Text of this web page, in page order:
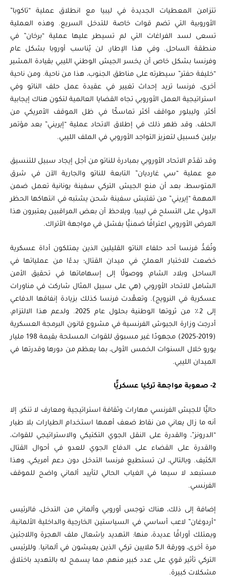
تتزامن المعطيات الجديدة في ليبيا مع انطلاق عملية “تاكوبا”
الأوروبية التي تضم قوات خاصة للتدخل السريع. وهذه العملية
تسعى لسد الفراغات التي لم تسيطر عليها عملية “برخان” في
منطقة الساحل. وفي هذا الإطار، لن يُناسب أوروبا بشكل عام
وفرنسا بشكل خاص أن يخسر الجيش الوطني الليبي بقيادة المشير
“خليفة حفتر” سيطرته على مناطق الجنوب، هذا من ناحية. ومن ناحية
أخرى، فرنسا تريد إحداث تغيير في عقيدة عمل حلف الناتو وفي
استراتيجية العمل الأوروبي تجاه القضايا العالمية لتكون هناك إيجابية
أكثر، وليبلور مواقف أكثر تماسكًا في ظل الموقف الأمريكي من
الحلف. وقد ظهر ذلك في إطلاق الاتحاد عملية “إيريني” بعد مؤتمر
برلين كسبيل لتعزيز التواجد الأوروبي في الملف الليبي.
وقد تقدّم الاتحاد الأوروبي بمبادرة للناتو من أجل إيجاد سبيل للتنسيق
مع عملية “سي غارديان” التابعة للناتو والجارية الآن في شرق
المتوسط، بعد أن منع الجيش التركي سفينة يونانية تعمل ضمن
المهمة “إيريني” من تفتيش سفينة شحن يشتبه في انتهاكها الحظر
الدولي على التسلح في ليبيا. ويلاحظ أن بعض المراقبين يعتبرون هذا
العرض الأوروبي اعترافًا ضمنيًّا بفشل في مواجهة الأتراك.
وتُعَدُّ فرنسا أحد حلفاء الناتو القليلين الذين يمتلكون أداة عسكرية
خضعت للاختبار العمليّ في ميدان القتال؛ بدءًا من عملياتها في
الساحل وبلاد الشام، ووصولًا إلى إسهاماتها في تحقيق الأمن
الشامل للاتحاد الأوروبي (هي على سبيل المثال شاركت في مناورات
عسكرية في النرويج). وتعهَّدت فرنسا كذلك بزيادة إنفاقها الدفاعي
إلى 2٪ من ثروتها الوطنية بحلول عام 2025. ولدعم هذا الالتزام،
أدرجت وزارة الجيوش الفرنسية في مشروع قانون البرمجة العسكرية
(2019-2025) مجهودًا غير مسبوق للقوات المسلحة بقيمة 198 مليار
يورو خلال السنوات الخمس الأولى، بما يعظم من دورها وقدرتها في
الميدان الليبي.
حاليًّا للجيش الفرنسي مهارات وثقافة استراتيجية ومعارف لا تنكر، إلا
أنه ما زال يعاني من نقاط ضعف أهمها استخدام الطيارات بلا طيار
“الدرونز”، والقدرة على النقل الجوي التكتيكي والاستراتيجي للقوات،
والقدرة على القضاء على الدفاع الجوي للعدو في أحوال القتال
الكثيف. وبالتالي، لن تستطيع فرنسا التدخل دون دعم أمريكي، وهذا
مستبعد لا سيما في الغياب الحالي لتأييد ألماني واضح للموقف
الفرنسي.
إضافة إلى ذلك، هناك توجس أوروبي وألماني من التدخل، فالرئيس
“أردوغان” لاعب أساسي في السياستين الخارجية والداخلية الألمانية،
ويمتلك أوراقًا عديدة، منها: التهديد بإشعال ملف الهجرة واللاجئين
مرة أخرى، وورقة الـ5 ملايين تركي الذين يعيشون في ألمانيا. وللرئيس
التركي تأثير قوي على عدد كبير منهم، مما يسمح له بالتهديد باختلاق
مشكلات كبيرة.